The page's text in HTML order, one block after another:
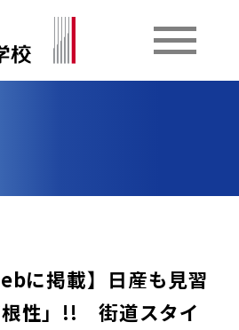
に掲載】日産も見習
根性」!! 街道スタイ